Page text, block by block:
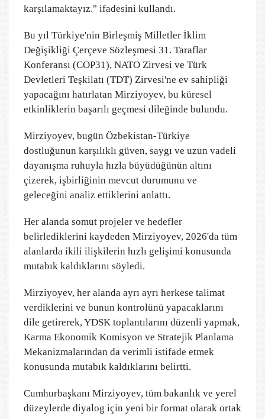
karşılamaktayız." ifadesini kullandı.
Bu yıl Türkiye'nin Birleşmiş Milletler İklim
Değişikliği Çerçeve Sözleşmesi 31. Taraflar
Konferansı (COP31), NATO Zirvesi ve Türk
Devletleri Teşkilatı (TDT) Zirvesi'ne ev sahipliği
yapacağını hatırlatan Mirziyoyev, bu küresel
etkinliklerin başarılı geçmesi dileğinde bulundu.
Mirziyoyev, bugün Özbekistan-Türkiye
dostluğunun karşılıklı güven, saygı ve uzun vadeli
dayanışma ruhuyla hızla büyüdüğünün altını
çizerek, işbirliğinin mevcut durumunu ve
geleceğini analiz ettiklerini anlattı.
Her alanda somut projeler ve hedefler
belirlediklerini kaydeden Mirziyoyev, 2026'da tüm
alanlarda ikili ilişkilerin hızlı gelişimi konusunda
mutabık kaldıklarını söyledi.
Mirziyoyev, her alanda ayrı ayrı herkese talimat
verdiklerini ve bunun kontrolünü yapacaklarını
dile getirerek, YDSK toplantılarını düzenli yapmak,
Karma Ekonomik Komisyon ve Stratejik Planlama
Mekanizmalarından da verimli istifade etmek
konusunda mutabık kaldıklarını belirtti.
Cumhurbaşkanı Mirziyoyev, tüm bakanlık ve yerel
düzeylerde diyalog için yeni bir format olarak ortak